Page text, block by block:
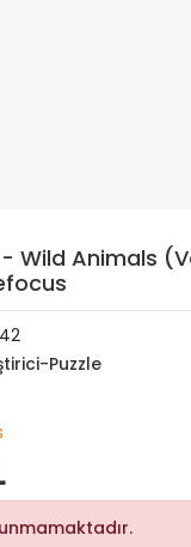
Wild Animals
Puzzle